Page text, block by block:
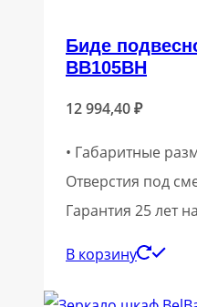
Биде
BB105BH
12 994,40₽
• Габаритные
Отверстия под
Гарантия 25 лет
В корзину